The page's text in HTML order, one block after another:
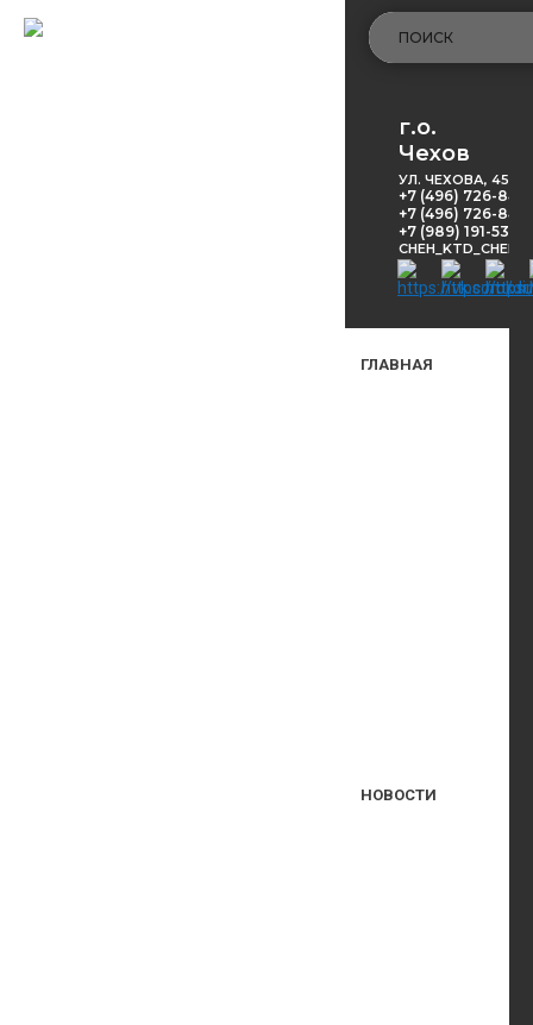
г.о.
Чехов
УЛ. ЧЕХОВА, 45
+7 (496) 726-
+7 (496) 726-
+7 (989) 191-53-
ГЛАВНАЯ
НОВОСТИ